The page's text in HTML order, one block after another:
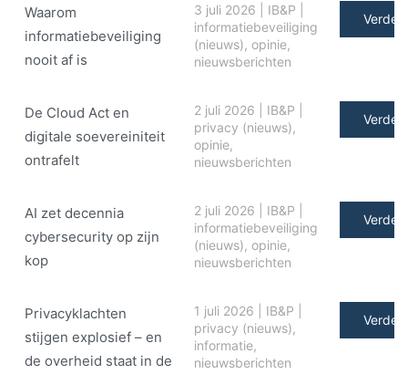
Waarom
informatiebeveiliging
nooit af is
3 juli 2026 IB&P
informatiebeveiliging
(nieuws), opinie,
nieuwsberichten
Verder
De Cloud Act en
digitale soe­ve­rei­ni­teit
ontrafelt
2 juli 2026 IB&P
privacy (nieuws),
opinie,
nieuwsberichten
Verder
AI zet decennia
cybersecurity op zijn
kop
2 juli 2026 IB&P
informatiebeveiliging
(nieuws), opinie,
nieuwsberichten
Verder
Privacyklachten
stijgen explosief – en
de overheid staat in de
1 juli 2026 IB&P
privacy (nieuws),
informatie,
nieuwsberichten
Verder